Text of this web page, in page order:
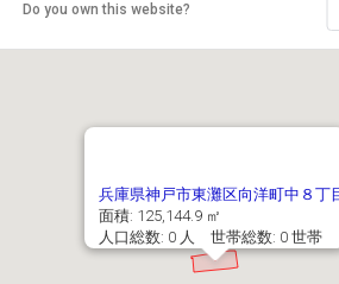
兵庫県神戸市東灘区向洋町中８丁
面積: 125,144.9 ㎡
人口総数: 0 人 世帯総数: 0 世帯
Do you own this website?